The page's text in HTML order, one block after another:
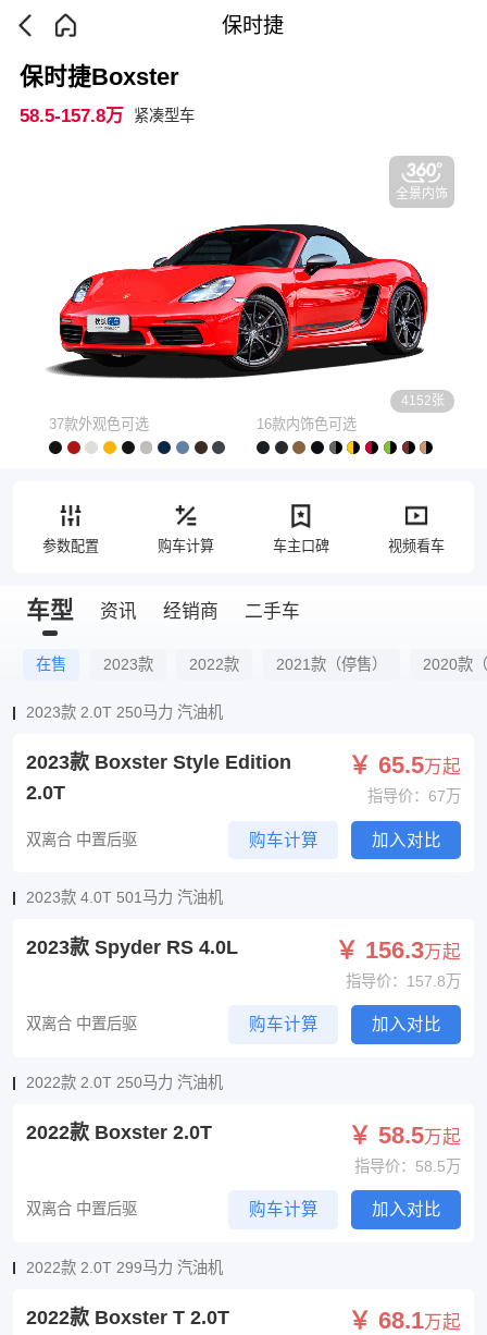
保时捷
全景内饰
4152张
保时捷Boxster
58.5-157.8万 紧凑型车
37款外观色可选 16款内饰色可选
参数配置 购车计算 车主口碑 视频看车
车型 资讯 经销商 二手车
在售 2023款 2022款 2021款（停售） 2020款
2023款 2.0T 250马力 汽油机
2023款 Boxster Style Edition
2.0T
￥ 65.5万起
指导价：67万
双离合 中置后驱 购车计算 加入对比
2023款 4.0T 501马力 汽油机
2023款 Spyder RS 4.0L ￥ 156.3万起
指导价：157.8万
双离合 中置后驱 购车计算 加入对比
2022款 2.0T 250马力 汽油机
2022款 Boxster 2.0T ￥ 58.5万起
指导价：58.5万
双离合 中置后驱 购车计算 加入对比
2022款 2.0T 299马力 汽油机
2022款 Boxster T 2.0T ￥ 68.1万起